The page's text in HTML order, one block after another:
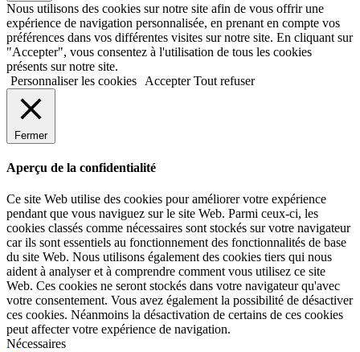
Nous utilisons des cookies sur notre site afin de vous offrir une
expérience de navigation personnalisée, en prenant en compte vos
préférences dans vos différentes visites sur notre site. En cliquant sur
"Accepter", vous consentez à l'utilisation de tous les cookies
présents sur notre site.
Personnaliser les cookies
Accepter Tout refuser
Fermer
Aperçu de la confidentialité
Ce site Web utilise des cookies pour améliorer votre expérience
pendant que vous naviguez sur le site Web. Parmi ceux-ci, les
cookies classés comme nécessaires sont stockés sur votre navigateur
car ils sont essentiels au fonctionnement des fonctionnalités de base
du site Web. Nous utilisons également des cookies tiers qui nous
aident à analyser et à comprendre comment vous utilisez ce site
Web. Ces cookies ne seront stockés dans votre navigateur qu'avec
votre consentement. Vous avez également la possibilité de désactiver
ces cookies. Néanmoins la désactivation de certains de ces cookies
peut affecter votre expérience de navigation.
Nécessaires